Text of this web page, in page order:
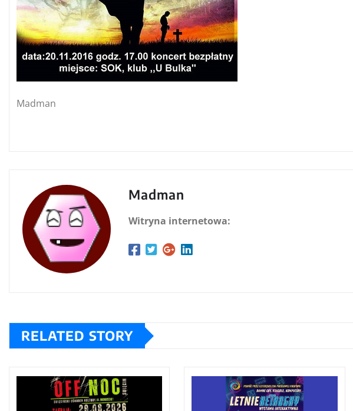
Madman
Madman
Witryna internetowa:
RELATED STORY